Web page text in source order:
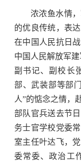
浓浓鱼水情
的优良传统，表
在中国人民抗日
中国人民解放军
副书记、副校长
部、武装部等部
人”的惦念之情，
部队官兵送去节
务士官学校党委
室主任叶达飞，
委常委、政治工